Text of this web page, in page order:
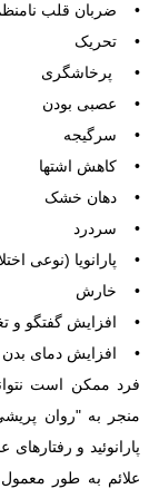
• ضربان قلب
• تحریک
• پرخاشگری
• عصبی بودن
• سرگیجه
• کاهش اشتها
• دهان خشک
• سردرد
• پارانویا (نوعی
• خارش
• افزایش گفتگو و
• افزایش دمای بدن
فرد ممکن است
منجر به "روان
پارانوئید و
علائم به طور